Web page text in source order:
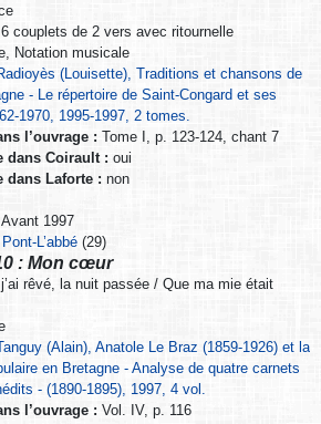
6 couplets de 2 vers avec ritournelle
Notation musicale
(Louisette), Traditions et chansons de
- Le répertoire de Saint-Congard et ses
1970, 1995-1997, 2 tomes.
l’ouvrage : Tome I, p. 123-124, chant 7
dans Coirault : oui
dans Laforte : non
Avant 1997
Pont-L’abbé (29)
: Mon cœur
j’ai rêvé, la nuit passée / Que ma mie était
(Alain), Anatole Le Braz (1859-1926) et la
en Bretagne - Analyse de quatre carnets
- (1890-1895), 1997, 4 vol.
l’ouvrage : Vol. IV, p. 116